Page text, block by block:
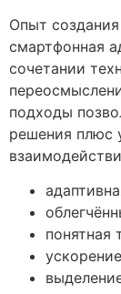
Опыт создания
смартфонная
сочетании
подходы
решения плюс
понятная